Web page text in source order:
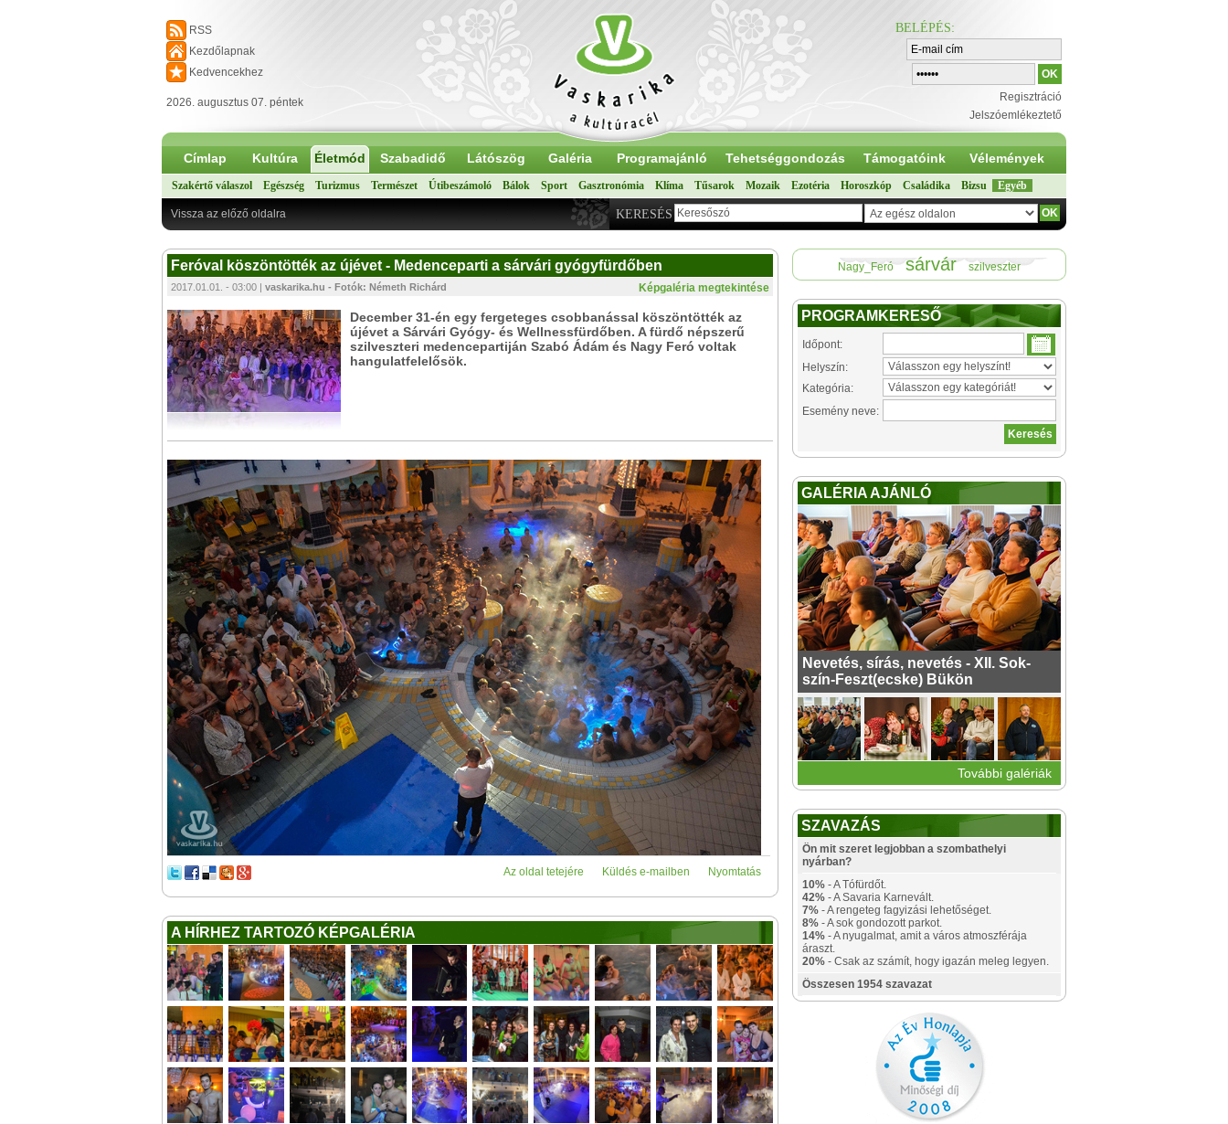
RSS
Kezdőlapnak
Kedvencekhez
2026. augusztus 07. péntek
BELÉPÉS:
Regisztráció
Jelszóemlékeztető
Címlap Kultúra Életmód Szabadidő Látószög Galéria Programajánló Tehetséggondozás Támogatóink Vélemények
Szakértő válaszol Egészség Turizmus Természet Útibeszámoló Bálok Sport Gasztronómia Klíma Tűsarok Mozaik Ezotéria Horoszkóp Családika Bizsu Egyéb
KERESÉS
Vissza az előző oldalra
Feróval köszöntötték az újévet - Medenceparti a sárvári gyógyfürdőben
Képgaléria megtekintése
2017.01.01. - 03:00 | vaskarika.hu - Fotók: Németh Richárd
December 31-én egy fergeteges csobbanással köszöntötték az
újévet a Sárvári Gyógy- és Wellnessfürdőben. A fürdő népszerű
szilveszteri medencepartiján Szabó Ádám és Nagy Feró voltak
hangulatfelelősök.
Nyomtatás
Küldés e-mailben
Az oldal tetejére
A HÍRHEZ TARTOZÓ KÉPGALÉRIA
Nagy_Feró sárvár szilveszter
PROGRAMKERESŐ
Időpont:
Helyszín:
Kategória:
Esemény neve:
GALÉRIA AJÁNLÓ
Nevetés, sírás, nevetés - XII. Sok-
szín-Feszt(ecske) Bükön
További galériák
SZAVAZÁS
Ön mit szeret legjobban a szombathelyi
nyárban?
10% - A Tófürdőt.
42% - A Savaria Karnevált.
7% - A rengeteg fagyizási lehetőséget.
8% - A sok gondozott parkot.
14% - A nyugalmat, amit a város atmoszférája
áraszt.
20% - Csak az számít, hogy igazán meleg legyen.
Összesen 1954 szavazat